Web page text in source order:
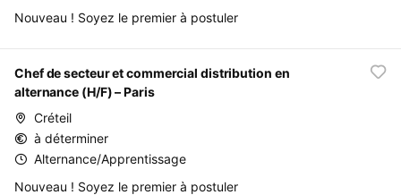
Nouveau ! Soyez le premier à postuler
Chef de secteur et commercial distribution en
alternance (H/F) – Paris
Créteil
à déterminer
Alternance/Apprentissage
Nouveau ! Soyez le premier à postuler